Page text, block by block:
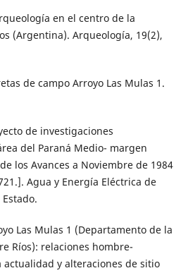
en el centro de la
(Argentina). Arqueología, 19(2),
de campo Arroyo Las Mulas 1.
de investigaciones
del Paraná Medio- margen
los Avances a Noviembre de 1984
Agua y Energía Eléctrica de
Las Mulas 1 (Departamento de la
Ríos): relaciones hombre-
y alteraciones de sitio